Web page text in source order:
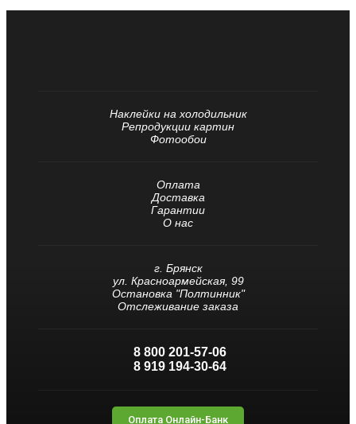
Наклейки на холодильник
Репродукции картин
Фотообои
Оплата
Доставка
Гарантии
О нас
г. Брянск
ул. Красноармейская, 99
Остановка "Полтинник"
Отслеживание заказа
8 800 201-57-06
8 919 194-30-64
Оплата Онлайн-Банк